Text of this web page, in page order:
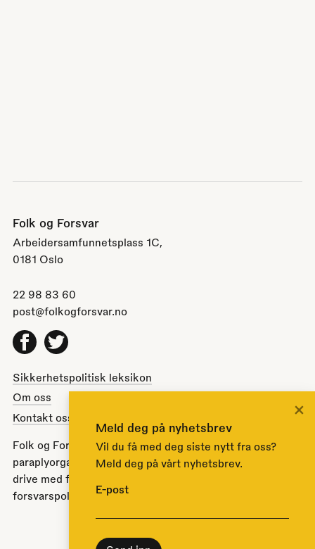
Folk og Forsvar
Arbeidersamfunnetsplass 1C,
0181 Oslo
22 98 83 60
post@folkogforsvar.no
Facebook
Twitter
Sikkerhetspolitisk leksikon
Om oss
Kontakt oss
Folk og Forsvar er en partipolitisk nøytral
paraplyorganisasjon opprettet av Stortinget i 1951 for å
drive med folkeopplysning om norsk sikkerhets- og
forsvarspolitikk.
Meld deg på nyhetsbrev
Vil du få med deg siste nytt fra oss?
Meld deg på vårt nyhetsbrev.
E-post
×